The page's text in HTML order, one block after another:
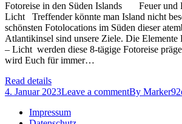
Fotoreise in den Süden Islands Feuer und
Licht Treffender könnte man Island nicht
schönsten Fotolocations im Süden dieser
Atlantikinsel sind unsere Ziele. Die Elemente
– Licht werden diese 8-tägige Fotoreise
wird Euch für immer…
Read details
4. Januar 2023Leave a commentBy
Impressum